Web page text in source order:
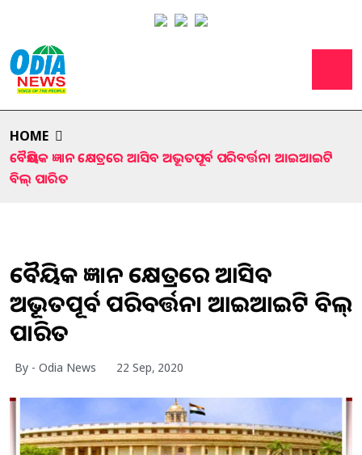
HOME
ବୈଷୟିକ ଜ୍ଞାନ କ୍ଷେତ୍ରରେ ଆସିବ ଅଭୂତପୂର୍ବ ପରିବର୍ତ୍ତନ। ଆଇଆଇଟି
ବିଲ୍ ପାରିତ
ବୈଷୟିକ ଜ୍ଞାନ କ୍ଷେତ୍ରରେ ଆସିବ
ଅଭୂତପୂର୍ବ ପରିବର୍ତ୍ତନ। ଆଇଆଇଟି ବିଲ୍
ପାରିତ
By - Odia News 22 Sep, 2020